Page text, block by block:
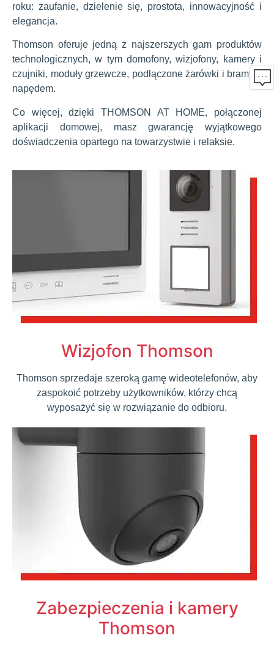
roku: zaufanie, dzielenie się, prostota, innowacyjność i
elegancja.
Thomson oferuje jedną z najszerszych gam produktów
technologicznych, w tym domofony, wizjofony, kamery i
czujniki, moduły grzewcze, podłączone żarówki i bramy z
napędem.
Co więcej, dzięki THOMSON AT HOME, połączonej
aplikacji domowej, masz gwarancję wyjątkowego
doświadczenia opartego na towarzystwie i relaksie.
Wizjofon Thomson
Thomson sprzedaje szeroką gamę wideotelefonów, aby
zaspokoić potrzeby użytkowników, którzy chcą
wyposażyć się w rozwiązanie do odbioru.
Zabezpieczenia i kamery
Thomson